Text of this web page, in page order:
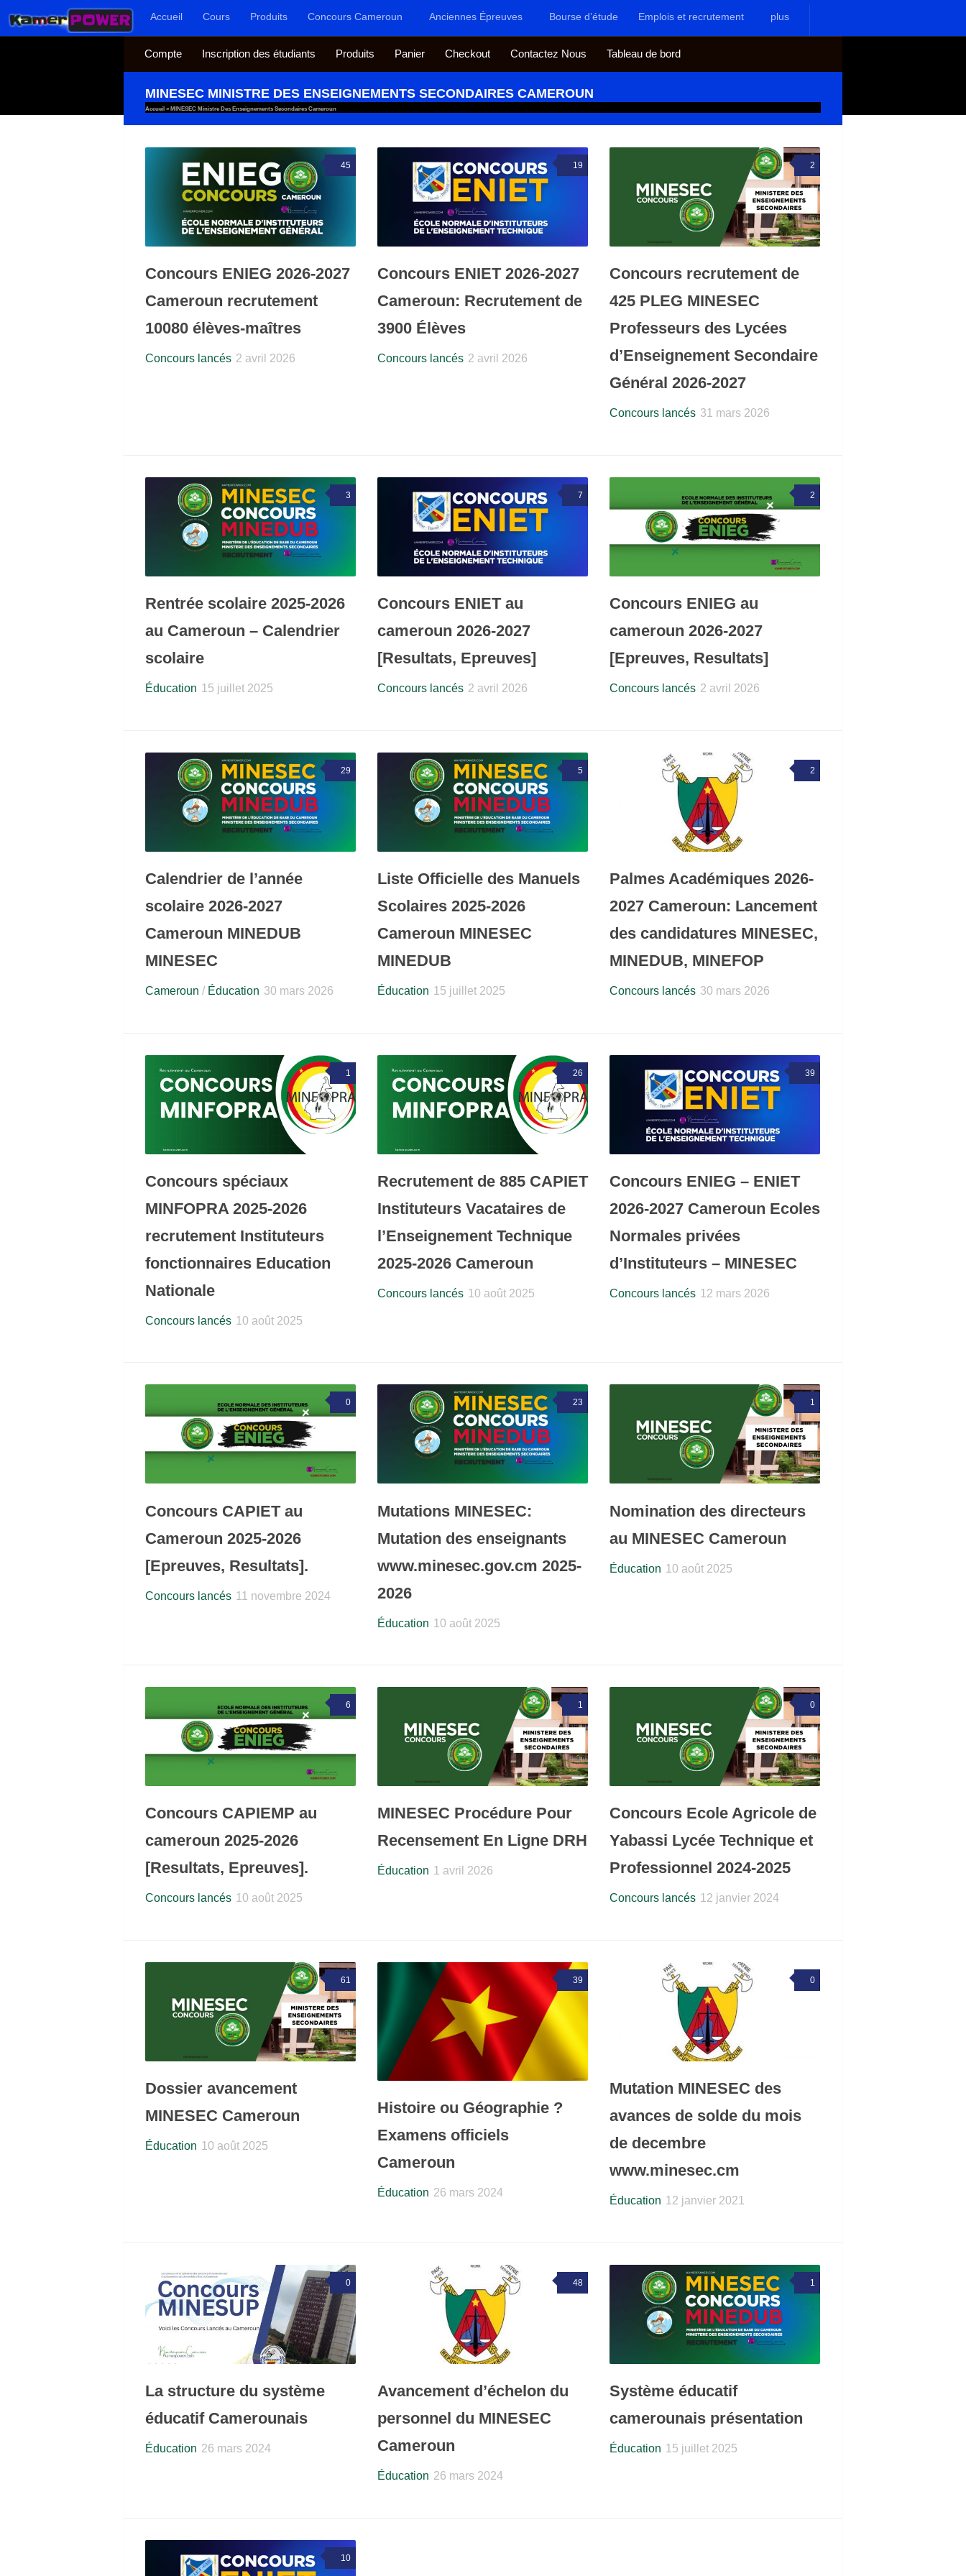
Au dessous du contenuAccueil Cours Produits Concours Cameroun Anciennes Épreuves Bourse d’étude Emplois et recrutement plus
Compte Inscription des étudiants Produits Panier Checkout Contactez Nous Tableau de bord
MINESEC MINISTRE DES ENSEIGNEMENTS SECONDAIRES CAMEROUN
Accueil » MINESEC Ministre Des Enseignements Secondaires Cameroun
45
Concours ENIEG 2026-2027
Cameroun recrutement
10080 élèves-maîtres
Concours lancés 2 avril 2026
19
Concours ENIET 2026-2027
Cameroun: Recrutement de
3900 Élèves
Concours lancés 2 avril 2026
2
Concours recrutement de
425 PLEG MINESEC
Professeurs des Lycées
d’Enseignement Secondaire
Général 2026-2027
Concours lancés 31 mars 2026
3
Rentrée scolaire 2025-2026
au Cameroun – Calendrier
scolaire
Éducation 15 juillet 2025
7
Concours ENIET au
cameroun 2026-2027
[Resultats, Epreuves]
Concours lancés 2 avril 2026
2
Concours ENIEG au
cameroun 2026-2027
[Epreuves, Resultats]
Concours lancés 2 avril 2026
29
Calendrier de l’année
scolaire 2026-2027
Cameroun MINEDUB
MINESEC
Cameroun / Éducation 30 mars 2026
5
Liste Officielle des Manuels
Scolaires 2025-2026
Cameroun MINESEC
MINEDUB
Éducation 15 juillet 2025
2
Palmes Académiques 2026-
2027 Cameroun: Lancement
des candidatures MINESEC,
MINEDUB, MINEFOP
Concours lancés 30 mars 2026
1
Concours spéciaux
MINFOPRA 2025-2026
recrutement Instituteurs
fonctionnaires Education
Nationale
Concours lancés 10 août 2025
26
Recrutement de 885 CAPIET
Instituteurs Vacataires de
l’Enseignement Technique
2025-2026 Cameroun
Concours lancés 10 août 2025
39
Concours ENIEG – ENIET
2026-2027 Cameroun Ecoles
Normales privées
d’Instituteurs – MINESEC
Concours lancés 12 mars 2026
0
Concours CAPIET au
Cameroun 2025-2026
[Epreuves, Resultats].
Concours lancés 11 novembre 2024
23
Mutations MINESEC:
Mutation des enseignants
www.minesec.gov.cm 2025-
2026
Éducation 10 août 2025
1
Nomination des directeurs
au MINESEC Cameroun
Éducation 10 août 2025
6
Concours CAPIEMP au
cameroun 2025-2026
[Resultats, Epreuves].
Concours lancés 10 août 2025
1
MINESEC Procédure Pour
Recensement En Ligne DRH
Éducation 1 avril 2026
0
Concours Ecole Agricole de
Yabassi Lycée Technique et
Professionnel 2024-2025
Concours lancés 12 janvier 2024
61
Dossier avancement
MINESEC Cameroun
Éducation 10 août 2025
39
Histoire ou Géographie ?
Examens officiels
Cameroun
Éducation 26 mars 2024
0
Mutation MINESEC des
avances de solde du mois
de decembre
www.minesec.cm
Éducation 12 janvier 2021
0
La structure du système
éducatif Camerounais
Éducation 26 mars 2024
48
Avancement d’échelon du
personnel du MINESEC
Cameroun
Éducation 26 mars 2024
1
Système éducatif
camerounais présentation
Éducation 15 juillet 2025
10